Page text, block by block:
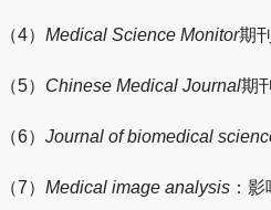
（4） Medical Science Monitor期
（5） Chinese Medical Journal期
（6） Journal of biomedical
（7） Medical image analysis ：